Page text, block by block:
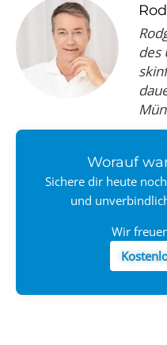
des
Worauf
Sichere dir heute
und
Wir